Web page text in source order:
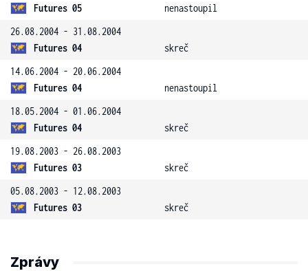
Futures 05
nenastoupil
26.08.2004 - 31.08.2004
Futures 04
skreč
14.06.2004 - 20.06.2004
Futures 04
nenastoupil
18.05.2004 - 01.06.2004
Futures 04
skreč
19.08.2003 - 26.08.2003
Futures 03
skreč
05.08.2003 - 12.08.2003
Futures 03
skreč
Zprávy